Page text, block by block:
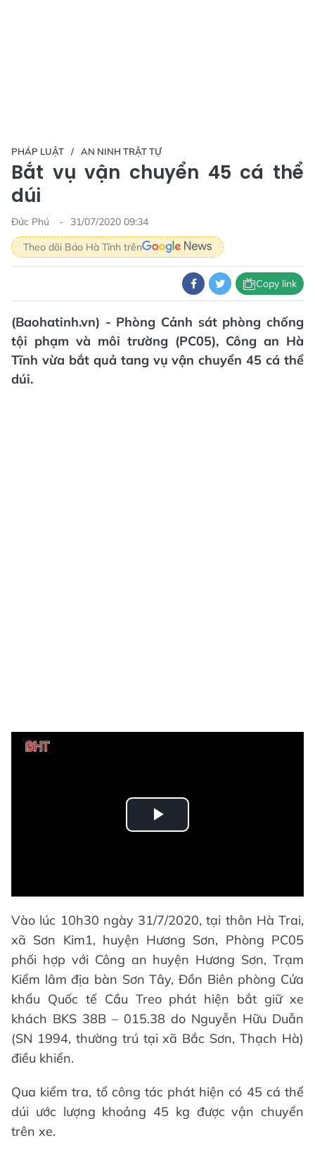
PHÁP LUẬT AN NINH TRẬT TỰ
Bắt vụ vận chuyển 45 cá thể
dúi
Đức Phú
31/07/2020 09:34
Theo dõi Báo Hà Tĩnh trên
Copy link
(Baohatinh.vn) - Phòng Cảnh sát phòng chống
tội phạm và môi trường (PC05), Công an Hà
Tĩnh vừa bắt quả tang vụ vận chuyển 45 cá thể
dúi.
Play
Vào lúc 10h30 ngày 31/7/2020, tại thôn Hà Trai,
xã Sơn Kim1, huyện Hương Sơn, Phòng PC05
phối hợp với Công an huyện Hương Sơn, Trạm
Kiểm lâm địa bàn Sơn Tây, Đồn Biên phòng Cửa
khẩu Quốc tế Cầu Treo phát hiện bắt giữ xe
khách BKS 38B – 015.38 do Nguyễn Hữu Duẫn
(SN 1994, thường trú tại xã Bắc Sơn, Thạch Hà)
điều khiển.
Qua kiểm tra, tổ công tác phát hiện có 45 cá thể
dúi ước lượng khoảng 45 kg được vận chuyển
trên xe.